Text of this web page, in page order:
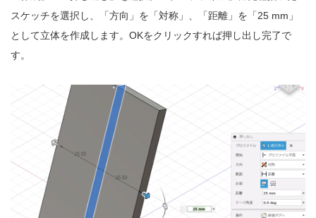
スケッチを選択し、「方向」を「対称」、「距離」を「25 mm」
として立体を作成します。OKをクリックすれば押し出し完了で
す。